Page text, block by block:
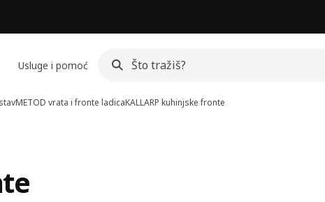
Usluge i pomoć
METOD vrata i fronte ladicaKALLARP kuhinjske fronte